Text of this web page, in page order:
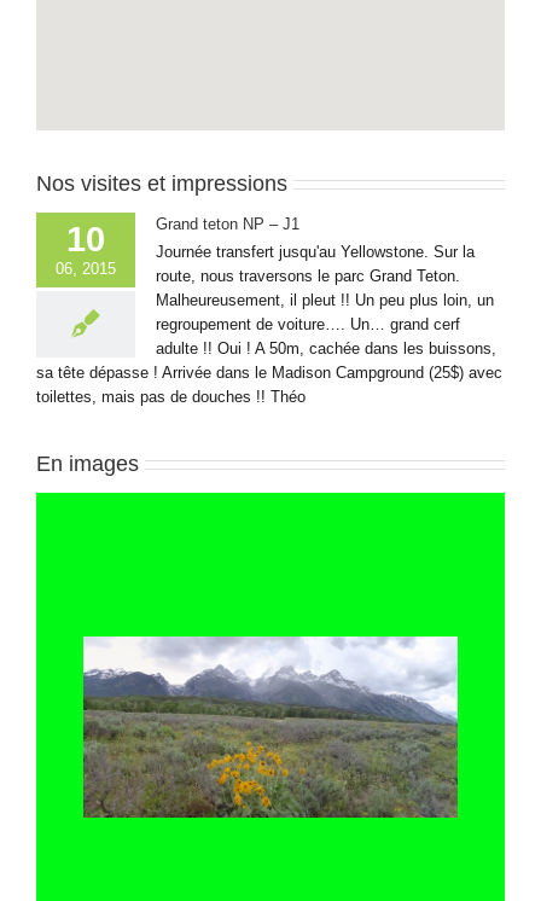
Nos visites et impressions
10
06, 2015
Grand teton NP – J1
Journée transfert jusqu'au Yellowstone. Sur la
route, nous traversons le parc Grand Teton.
Malheureusement, il pleut !! Un peu plus loin, un
regroupement de voiture…. Un… grand cerf
adulte !! Oui ! A 50m, cachée dans les buissons,
sa tête dépasse ! Arrivée dans le Madison Campground (25$) avec
toilettes, mais pas de douches !! Théo
En images